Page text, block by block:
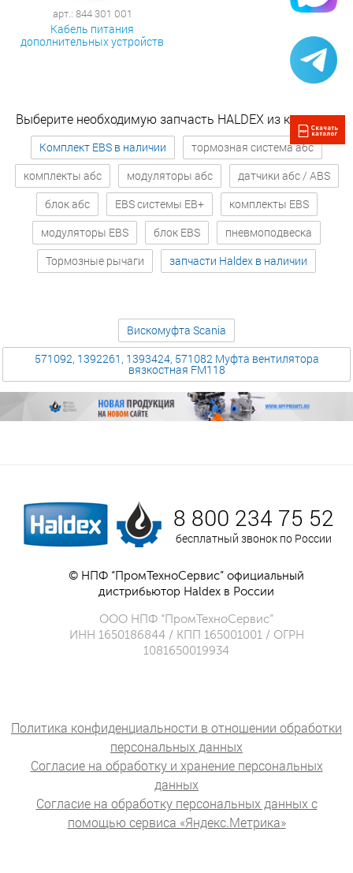
арт.: 844 301 001
Кабель питания
дополнительных устройств
Выберите необходимую запчасть HALDEX из каталога
Комплект EBS в наличии
тормозная система абс
комплекты абс
модуляторы абс
датчики абс / ABS
блок абс
EBS системы EB+
комплекты EBS
модуляторы EBS
блок EBS
пневмоподвеска
Тормозные рычаги
запчасти Haldex в наличии
Вискомуфта Scania
571092, 1392261, 1393424, 571082 Муфта вентилятора
вязкостная FM118
8 800 234 75 52
бесплатный звонок по России
© НПФ “ПромТехноСервис” официальный
дистрибьютор Haldex в России
ООО НПФ “ПромТехноСервис”
ИНН 1650186844 / КПП 165001001 / ОГРН
1081650019934
Политика конфиденциальности в отношении обработки
персональных данных
Согласие на обработку и хранение персональных
данных
Согласие на обработку персональных данных с
помощью сервиса «Яндекс.Метрика»